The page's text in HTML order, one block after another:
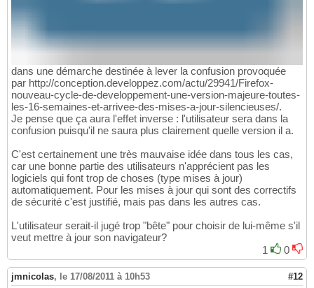
dans une démarche destinée à lever la confusion provoquée
par http://conception.developpez.com/actu/29941/Firefox-
nouveau-cycle-de-developpement-une-version-majeure-toutes-
les-16-semaines-et-arrivee-des-mises-a-jour-silencieuses/.
Je pense que ça aura l'effet inverse : l'utilisateur sera dans la
confusion puisqu'il ne saura plus clairement quelle version il a.
C'est certainement une très mauvaise idée dans tous les cas,
car une bonne partie des utilisateurs n'apprécient pas les
logiciels qui font trop de choses (type mises à jour)
automatiquement. Pour les mises à jour qui sont des correctifs
de sécurité c'est justifié, mais pas dans les autres cas.
L'utilisateur serait-il jugé trop "bête" pour choisir de lui-même s'il
veut mettre à jour son navigateur?
1
0
jmnicolas, le 17/08/2011 à 10h53 #12